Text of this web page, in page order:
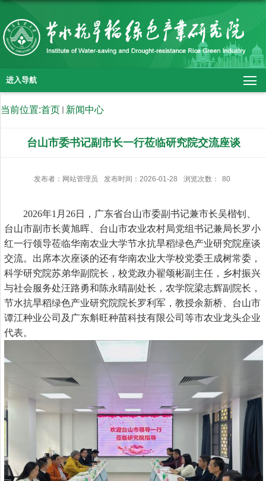
进入导航
当前位置:首页 新闻中心
台山市委书记副市长一行莅临研究院交流座谈
发布者：网站管理员 发布时间：2026-01-28 浏览次数： 80
2026年1月26日，广东省台山市委副书记兼市长吴楷钊、
台山市副市长黄旭晖、台山市农业农村局党组书记兼局长罗小
红一行领导莅临华南农业大学节水抗旱稻绿色产业研究院座谈
交流。出席本次座谈的还有华南农业大学校党委王成树常委，
科学研究院苏弟华副院长，校党政办翟颂彬副主任，乡村振兴
与社会服务处汪路勇和陈永晴副处长，农学院梁志辉副院长，
节水抗旱稻绿色产业研究院院长罗利军，教授余新桥、台山市
谭江种业公司及广东斛旺种苗科技有限公司等市农业龙头企业
代表。